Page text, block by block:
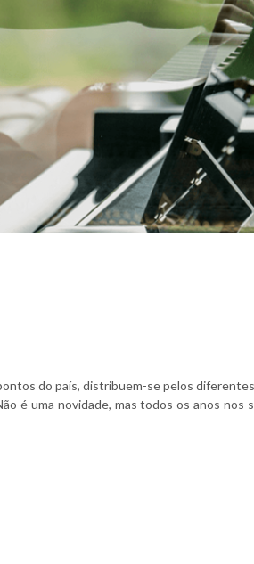
do país, distribuem-se pelos
é uma novidade, mas todos os anos nos